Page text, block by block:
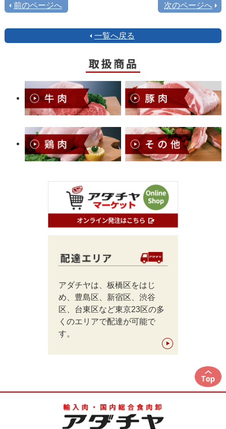
前のページへ 次のページへ
一覧へ戻る
アダチヤは、板橋区をはじ
め、豊島区、新宿区、渋谷
区、台東区など東京23区の多
くのエリアで配達が可能で
す。